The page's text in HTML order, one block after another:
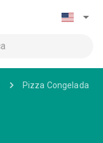
Pizza Congelada